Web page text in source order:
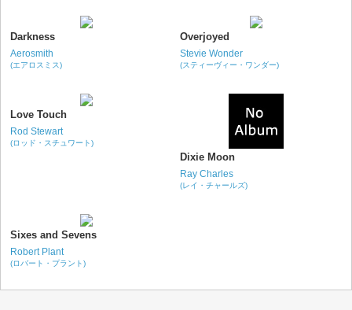
Darkness
Aerosmith
(エアロスミス)
Overjoyed
Stevie Wonder
(スティーヴィー・ワンダー)
Love Touch
Rod Stewart
(ロッド・スチュワート)
Dixie Moon
Ray Charles
(レイ・チャールズ)
Sixes and Sevens
Robert Plant
(ロバート・プラント)